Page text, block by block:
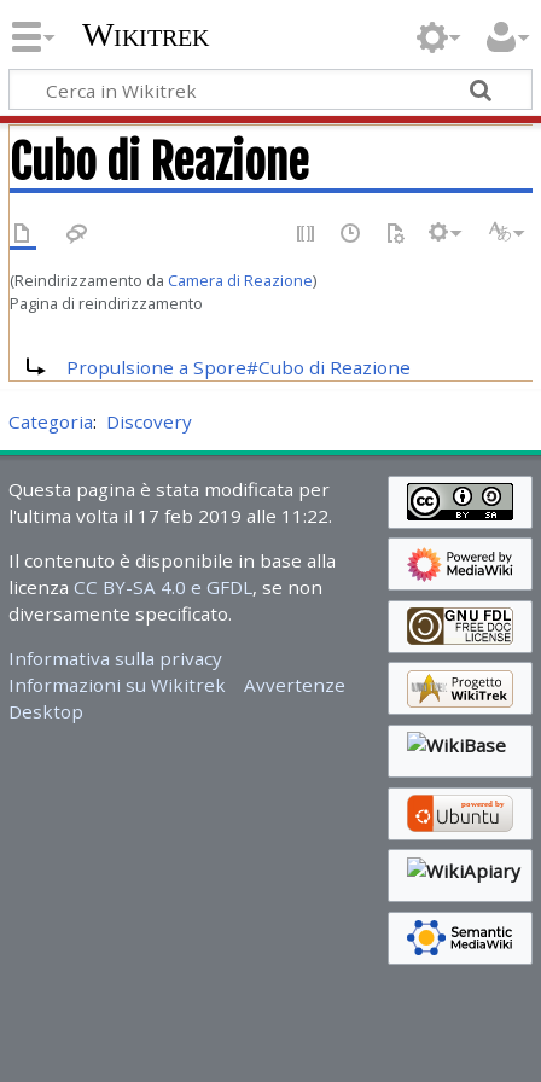
Wikitrek
Cubo di Reazione
(Reindirizzamento da Camera di Reazione)
Pagina di reindirizzamento
Propulsione a Spore#Cubo di Reazione
Categoria: Discovery
Questa pagina è stata modificata per
l'ultima volta il 17 feb 2019 alle 11:22.
Il contenuto è disponibile in base alla
licenza CC BY-SA 4.0 e GFDL , se non
diversamente specificato.
Informativa sulla privacy
Informazioni su Wikitrek
Avvertenze
Desktop